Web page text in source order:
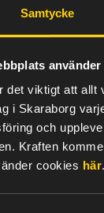
Samtycke
det viktigt att allt
i Skaraborg
och
Kraften
cookies här.
i strålande
och stolta
solceller och